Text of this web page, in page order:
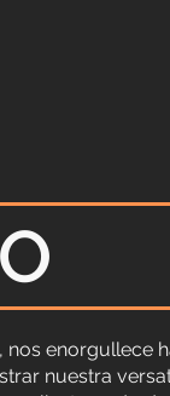
nos enorgullece
nuestra